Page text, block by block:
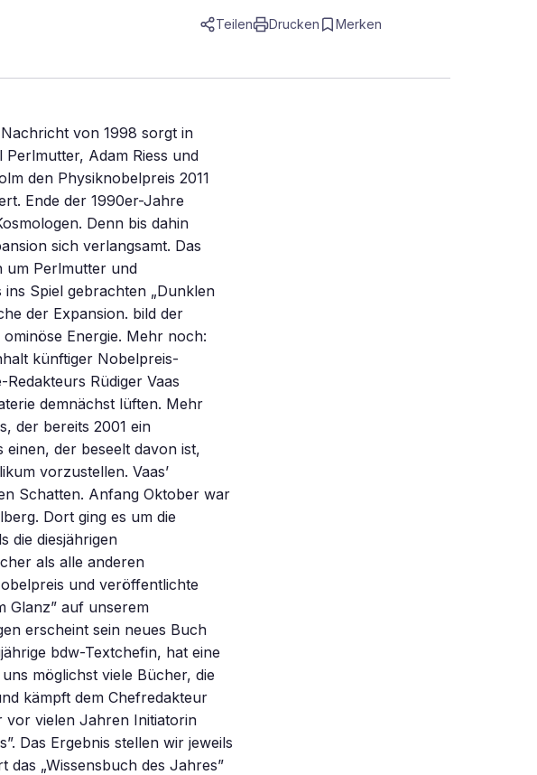
Teilen Drucken Merken
von 1998 sorgt in
Adam Riess und
den Physiknobelpreis 2011
Ende der 1990er-Jahre
Denn bis dahin
sich verlangsamt. Das
um Perlmutter und
Spiel gebrachten „Dunklen
der Expansion. bild der
Energie. Mehr noch:
künftiger Nobelpreis-
Rüdiger Vaas
demnächst lüften. Mehr
der bereits 2001 ein
der beseelt davon ist,
vorzustellen. Vaas’
Schatten. Anfang Oktober war
Dort ging es um die
die diesjährigen
als alle anderen
und veröffentlichte
Glanz” auf unserem
erscheint sein neues Buch
bdw-Textchefin, hat eine
möglichst viele Bücher, die
kämpft dem Chefredakteur
vor vielen Jahren Initiatorin
Das Ergebnis stellen wir jeweils
„Wissensbuch des Jahres”